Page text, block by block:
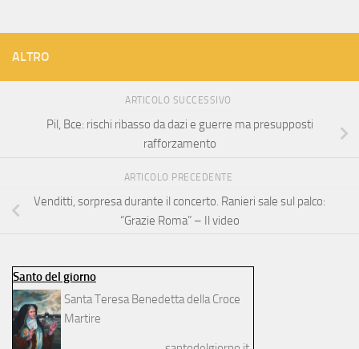
ALTRO
ARTICOLO SUCCESSIVO
Pil, Bce: rischi ribasso da dazi e guerre ma presupposti
rafforzamento
ARTICOLO PRECEDENTE
Venditti, sorpresa durante il concerto. Ranieri sale sul palco:
“Grazie Roma” – Il video
Santo del giorno
Santa Teresa Benedetta della Croce
Martire